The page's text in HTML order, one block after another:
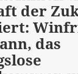
der
das